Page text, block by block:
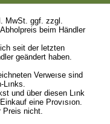
MwSt. ggf. zzgl.
beim Händler
seit der letzten
geändert haben.
Verweıse sind
Lınks.
und über diesen Lınk
eine Provısıon.
Preis nicht.